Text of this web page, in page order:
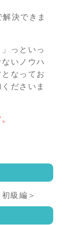
決できま
っといっ
いノウハ
なってお
ださいま
級編＞